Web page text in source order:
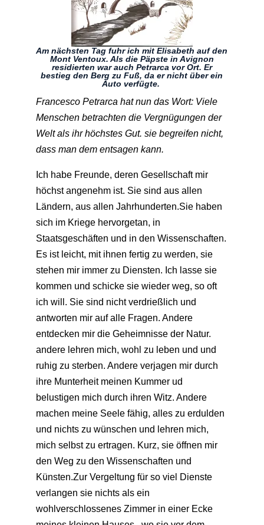
Am nächsten Tag fuhr ich mit Elisabeth auf den
Mont Ventoux. Als die Päpste in Avignon
residierten war auch Petrarca vor Ort. Er
bestieg den Berg zu Fuß, da er nicht über ein
Auto verfügte.
Francesco Petrarca hat nun das Wort: Viele
Menschen betrachten die Vergnügungen der
Welt als ihr höchstes Gut. sie begreifen nicht,
dass man dem entsagen kann.
Ich habe Freunde, deren Gesellschaft mir
höchst angenehm ist. Sie sind aus allen
Ländern, aus allen Jahrhunderten.Sie haben
sich im Kriege hervorgetan, in
Staatsgeschäften und in den Wissenschaften.
Es ist leicht, mit ihnen fertig zu werden, sie
stehen mir immer zu Diensten. Ich lasse sie
kommen und schicke sie wieder weg, so oft
ich will. Sie sind nicht verdrießlich und
antworten mir auf alle Fragen. Andere
entdecken mir die Geheimnisse der Natur.
andere lehren mich, wohl zu leben und und
ruhig zu sterben. Andere verjagen mir durch
ihre Munterheit meinen Kummer ud
belustigen mich durch ihren Witz. Andere
machen meine Seele fähig, alles zu erdulden
und nichts zu wünschen und lehren mich,
mich selbst zu ertragen. Kurz, sie öffnen mir
den Weg zu den Wissenschaften und
Künsten.Zur Vergeltung für so viel Dienste
verlangen sie nichts als ein
wohlverschlossenes Zimmer in einer Ecke